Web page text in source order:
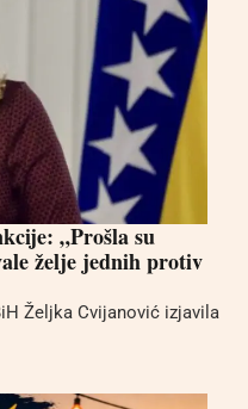
„Prošla su
želje jednih protiv
Željka Cvijanović izjavila